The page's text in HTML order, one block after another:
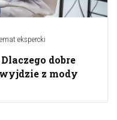
ekspercki
dobre
z mody